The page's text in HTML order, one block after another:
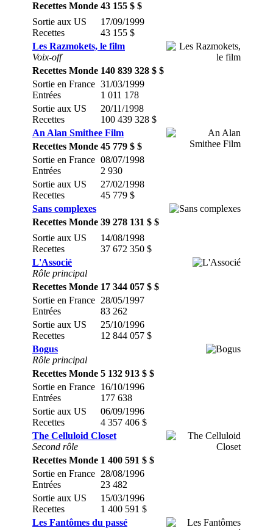
Recettes Monde 43 155 $ $
Sortie aux US
Recettes
17/09/1999
43 155 $
Les Razmokets, le film
Voix-off
Recettes Monde 140 839 328 $ $
Sortie en France
Entrées
31/03/1999
1 011 178
Sortie aux US
Recettes
20/11/1998
100 439 328 $
An Alan Smithee Film
Recettes Monde 45 779 $ $
Sortie en France
Entrées
08/07/1998
2 930
Sortie aux US
Recettes
27/02/1998
45 779 $
Sans complexes
Recettes Monde 39 278 131 $ $
Sortie aux US
Recettes
14/08/1998
37 672 350 $
L'Associé
Rôle principal
Recettes Monde 17 344 057 $ $
Sortie en France
Entrées
28/05/1997
83 262
Sortie aux US
Recettes
25/10/1996
12 844 057 $
Bogus
Rôle principal
Recettes Monde 5 132 913 $ $
Sortie en France
Entrées
16/10/1996
177 638
Sortie aux US
Recettes
06/09/1996
4 357 406 $
The Celluloid Closet
Second rôle
Recettes Monde 1 400 591 $ $
Sortie en France
Entrées
28/08/1996
23 482
Sortie aux US
Recettes
15/03/1996
1 400 591 $
Les Fantômes du passé